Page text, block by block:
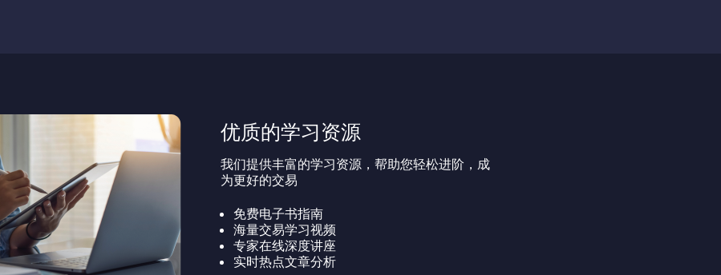
优质的学习资源
我们提供丰富的学习资源，帮助您轻松进阶，成
为更好的交易
免费电子书指南
海量交易学习视频
专家在线深度讲座
实时热点文章分析